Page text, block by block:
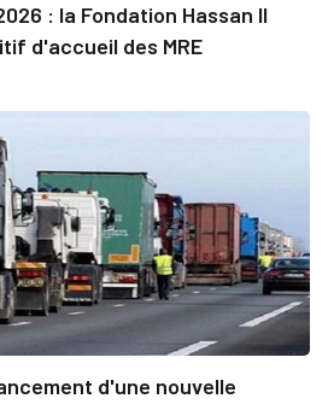
: la Fondation Hassan II
d'accueil des MRE
d'une nouvelle